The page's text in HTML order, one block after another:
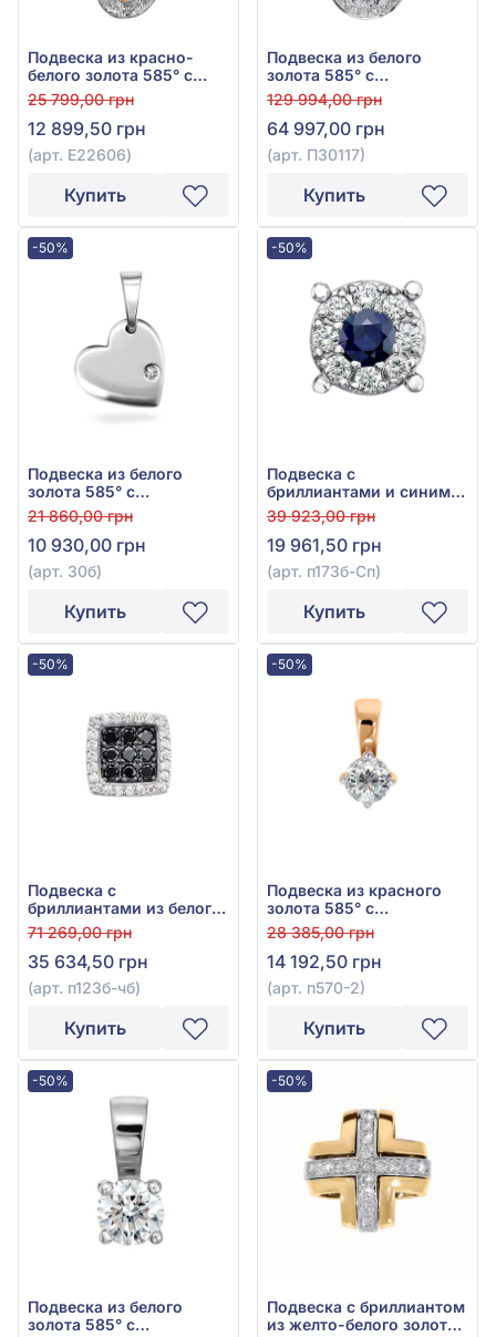
Подвеска из красно-
белого золота 585° с
бриллиантом 0,06ct, арт.
E22606
25 799,00 грн
12 899,50 грн
(арт. E22606)
Купить
Подвеска из белого
золота 585° с
бриллиантом 0,54ct, арт.
П30117
129 994,00 грн
64 997,00 грн
(арт. П30117)
Купить
-50%
Подвеска из белого
золота 585° с
бриллиантом 0,003ct,
арт. 30б
21 860,00 грн
10 930,00 грн
(арт. 30б)
Купить
-50%
Подвеска с
бриллиантами и синим
сапфиром из белого
золота 585°, арт. п173б-
Сп
39 923,00 грн
19 961,50 грн
(арт. п173б-Сп)
Купить
-50%
Подвеска с
бриллиантами из белого
золота 585°, прозрачный
бриллиант 0,096ct,
чёрный бриллиант
0,239ct, арт. п123б-чб
71 269,00 грн
35 634,50 грн
(арт. п123б-чб)
Купить
-50%
Подвеска из красного
золота 585° с
бриллиантом 0,13ct, арт.
п570-2
28 385,00 грн
14 192,50 грн
(арт. п570-2)
Купить
-50%
Подвеска из белого
золота 585° с
-50%
Подвеска с бриллиантом
из желто-белого золота